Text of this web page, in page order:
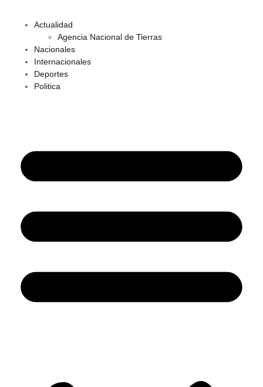
Actualidad
Agencia Nacional de Tierras
Nacionales
Internacionales
Deportes
Politica